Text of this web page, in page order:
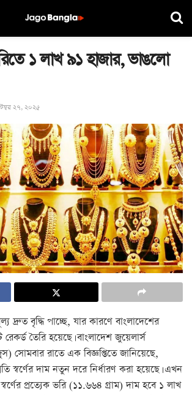
১ লাখ ৯১ হাজার, ভাঙলো
২৭, ২০২৫
দ্রুত বৃদ্ধি পাচ্ছে, যার কারণে বাংলাদেশের
তৈরি হয়েছে। বাংলাদেশ জুয়েলার্স
সোমবার রাতে এক বিজ্ঞপ্তিতে জানিয়েছে,
স্বর্ণের দাম নতুন দরে নির্ধারণ করা হয়েছে। এখন
প্রত্যেক ভরি (১১.৬৬৪ গ্রাম) দাম হবে ১ লাখ